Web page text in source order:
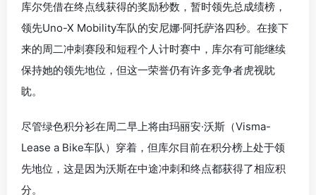
库尔凭借在终点线获得的奖励秒数，暂时领先总成绩榜，
领先Uno-X Mobility车队的安尼娜·阿托萨洛四秒。在接下
来的周二冲刺赛段和短程个人计时赛中，库尔有可能继续
保持她的领先地位，但这一荣誉仍有许多竞争者虎视眈
眈。
尽管绿色积分衫在周二早上将由玛丽安·沃斯（Visma-
Lease a Bike车队）穿着，但库尔目前在积分榜上处于领
先地位，这是因为沃斯在中途冲刺和终点都获得了相应积
分。